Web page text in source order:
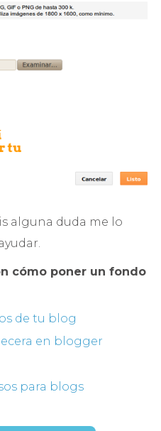
alguna duda me lo
cómo poner un fondo
de tu blog
en blogger
para blogs